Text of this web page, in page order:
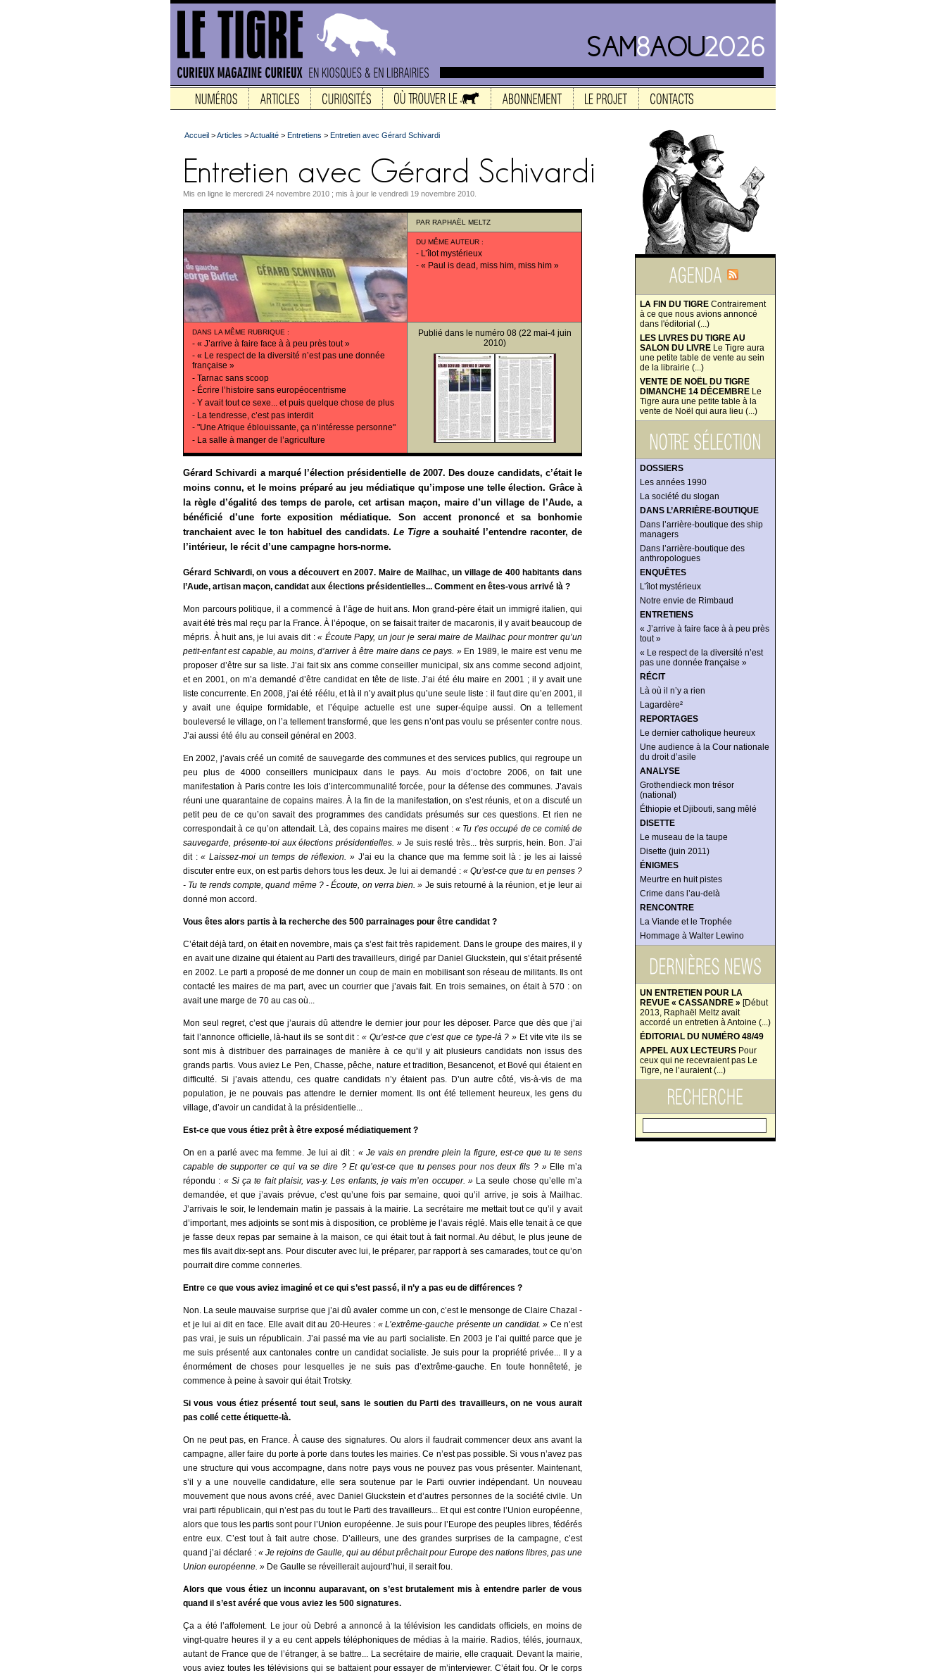
LA FIN DU TIGRE Contrairement
à ce que nous avions annoncé
dans l'éditorial (...)
LES LIVRES DU TIGRE AU
SALON DU LIVRE Le Tigre aura
une petite table de vente au sein
de la librairie (...)
VENTE DE NOËL DU TIGRE
DIMANCHE 14 DÉCEMBRE Le
Tigre aura une petite table à la
vente de Noël qui aura lieu (...)
DOSSIERS
Les années 1990
La société du slogan
DANS L’ARRIÈRE-BOUTIQUE
Dans l’arrière-boutique des ship
managers
Dans l’arrière-boutique des
anthropologues
ENQUÊTES
L’îlot mystérieux
Notre envie de Rimbaud
ENTRETIENS
« J’arrive à faire face à à peu près
tout »
« Le respect de la diversité n’est
pas une donnée française »
RÉCIT
Là où il n’y a rien
Lagardère²
REPORTAGES
Le dernier catholique heureux
Une audience à la Cour nationale
du droit d’asile
ANALYSE
Grothendieck mon trésor
(national)
Éthiopie et Djibouti, sang mêlé
DISETTE
Le museau de la taupe
Disette (juin 2011)
ÉNIGMES
Meurtre en huit pistes
Crime dans l’au-delà
RENCONTRE
La Viande et le Trophée
Hommage à Walter Lewino
UN ENTRETIEN POUR LA
REVUE « CASSANDRE » [Début
2013, Raphaël Meltz avait
accordé un entretien à Antoine (...)
ÉDITORIAL DU NUMÉRO 48/49
APPEL AUX LECTEURS Pour
ceux qui ne recevraient pas Le
Tigre, ne l’auraient (...)
Accueil >Articles >Actualité > Entretiens > Entretien avec Gérard Schivardi
Mis en ligne le mercredi 24 novembre 2010 ; mis à jour le vendredi 19 novembre 2010.
PAR RAPHAËL MELTZ
DU MÊME AUTEUR :
- L’îlot mystérieux
- « Paul is dead, miss him, miss him »
DANS LA MÊME RUBRIQUE :
- « J’arrive à faire face à à peu près tout »
- « Le respect de la diversité n’est pas une donnée
française »
- Tarnac sans scoop
- Écrire l’histoire sans européocentrisme
- Y avait tout ce sexe... et puis quelque chose de plus
- La tendresse, c’est pas interdit
- "Une Afrique éblouissante, ça n’intéresse personne"
- La salle à manger de l’agriculture
Publié dans le numéro 08(22 mai-4 juin
2010)
Gérard Schivardi a marqué l’élection présidentielle de 2007. Des douze candidats, c’était le
moins connu, et le moins préparé au jeu médiatique qu’impose une telle élection. Grâce à
la règle d’égalité des temps de parole, cet artisan maçon, maire d’un village de l’Aude, a
bénéficié d’une forte exposition médiatique. Son accent prononcé et sa bonhomie
tranchaient avec le ton habituel des candidats. Le Tigre a souhaité l’entendre raconter, de
l’intérieur, le récit d’une campagne hors-norme.
Gérard Schivardi, on vous a découvert en 2007. Maire de Mailhac, un village de 400 habitants dans
l’Aude, artisan maçon, candidat aux élections présidentielles... Comment en êtes-vous arrivé là ?
Mon parcours politique, il a commencé à l’âge de huit ans. Mon grand-père était un immigré italien, qui
avait été très mal reçu par la France. À l’époque, on se faisait traiter de macaronis, il y avait beaucoup de
mépris. À huit ans, je lui avais dit :« Écoute Papy, un jour je serai maire de Mailhac pour montrer qu’un
petit-enfant est capable, au moins, d’arriver à être maire dans ce pays. »En 1989, le maire est venu me
proposer d’être sur sa liste. J’ai fait six ans comme conseiller municipal, six ans comme second adjoint,
et en 2001, on m’a demandé d’être candidat en tête de liste. J’ai été élu maire en 2001 ; il y avait une
liste concurrente. En 2008, j’ai été réélu, et là il n’y avait plus qu’une seule liste : il faut dire qu’en 2001, il
y avait une équipe formidable, et l’équipe actuelle est une super-équipe aussi. On a tellement
bouleversé le village, on l’a tellement transformé, que les gens n’ont pas voulu se présenter contre nous.
J’ai aussi été élu au conseil général en 2003.
En 2002, j’avais créé un comité de sauvegarde des communes et des services publics, qui regroupe un
peu plus de 4000 conseillers municipaux dans le pays. Au mois d’octobre 2006, on fait une
manifestation à Paris contre les lois d’intercommunalité forcée, pour la défense des communes. J’avais
réuni une quarantaine de copains maires. À la fin de la manifestation, on s’est réunis, et on a discuté un
petit peu de ce qu’on savait des programmes des candidats présumés sur ces questions. Et rien ne
correspondait à ce qu’on attendait. Là, des copains maires me disent :« Tu t’es occupé de ce comité de
sauvegarde, présente-toi aux élections présidentielles. » Je suis resté très... très surpris, hein. Bon. J’ai
dit :« Laissez-moi un temps de réflexion. » J’ai eu la chance que ma femme soit là : je les ai laissé
discuter entre eux, on est partis dehors tous les deux. Je lui ai demandé : « Qu’est-ce que tu en penses ?
- Tu te rends compte, quand même ? - Écoute, on verra bien. » Je suis retourné à la réunion, et je leur ai
donné mon accord.
Vous êtes alors partis à la recherche des 500 parrainages pour être candidat ?
C’était déjà tard, on était en novembre, mais ça s’est fait très rapidement. Dans le groupe des maires, il y
en avait une dizaine qui étaient au Parti des travailleurs, dirigé par Daniel Gluckstein, qui s’était présenté
en 2002. Le parti a proposé de me donner un coup de main en mobilisant son réseau de militants. Ils ont
contacté les maires de ma part, avec un courrier que j’avais fait. En trois semaines, on était à 570 : on
avait une marge de 70 au cas où...
Mon seul regret, c’est que j’aurais dû attendre le dernier jour pour les déposer. Parce que dès que j’ai
fait l’annonce officielle, là-haut ils se sont dit : « Qu’est-ce que c’est que ce type-là ? » Et vite vite ils se
sont mis à distribuer des parrainages de manière à ce qu’il y ait plusieurs candidats non issus des
grands partis. Vous aviez Le Pen, Chasse, pêche, nature et tradition, Besancenot, et Bové qui étaient en
difficulté. Si j’avais attendu, ces quatre candidats n’y étaient pas. D’un autre côté, vis-à-vis de ma
population, je ne pouvais pas attendre le dernier moment. Ils ont été tellement heureux, les gens du
village, d’avoir un candidat à la présidentielle...
Est-ce que vous étiez prêt à être exposé médiatiquement ?
On en a parlé avec ma femme. Je lui ai dit : « Je vais en prendre plein la figure, est-ce que tu te sens
capable de supporter ce qui va se dire ? Et qu’est-ce que tu penses pour nos deux fils ? » Elle m’a
répondu : « Si ça te fait plaisir, vas-y. Les enfants, je vais m’en occuper. » La seule chose qu’elle m’a
demandée, et que j’avais prévue, c’est qu’une fois par semaine, quoi qu’il arrive, je sois à Mailhac.
J’arrivais le soir, le lendemain matin je passais à la mairie. La secrétaire me mettait tout ce qu’il y avait
d’important, mes adjoints se sont mis à disposition,ce problème je l’avais réglé. Mais elle tenait à ce que
je fasse deux repas par semaine à la maison, ce qui était tout à fait normal. Au début, le plus jeune de
mes fils avait dix-sept ans. Pour discuter avec lui, le préparer, par rapport à ses camarades, tout ce qu’on
pourrait dire comme conneries.
Entre ce que vous aviez imaginé et ce qui s’est passé, il n’y a pas eu de différences ?
Non. La seule mauvaise surprise que j’ai dû avaler comme un con, c’est le mensonge de Claire Chazal -
et je lui ai dit en face. Elle avait dit au 20-Heures : « L’extrême-gauche présente un candidat. » Ce n’est
pas vrai, je suis un républicain. J’ai passé ma vie au parti socialiste. En 2003 je l’ai quitté parce que je
me suis présenté aux cantonales contre un candidat socialiste. Je suis pour la propriété privée... Il y a
énormément de choses pour lesquelles je ne suis pas d’extrême-gauche. En toute honnêteté, je
commence à peine à savoir qui était Trotsky.
Si vous vous étiez présenté tout seul, sans le soutien du Parti des travailleurs, on ne vous aurait
pas collé cette étiquette-là.
On ne peut pas, en France. À cause des signatures. Ou alors il faudrait commencer deux ans avant la
campagne, aller faire du porte à porte dans toutes les mairies. Ce n’est pas possible. Si vous n’avez pas
une structure qui vous accompagne, dans notre pays vous ne pouvez pas vous présenter. Maintenant,
s’il y a une nouvelle candidature, elle sera soutenue par le Parti ouvrier indépendant. Un nouveau
mouvement que nous avons créé, avec Daniel Gluckstein et d’autres personnes de la société civile. Un
vrai parti républicain, qui n’est pas du tout le Parti des travailleurs... Et qui est contre l’Union européenne,
alors que tous les partis sont pour l’Union européenne. Je suis pour l’Europe des peuples libres, fédérés
entre eux. C’est tout à fait autre chose. D’ailleurs, une des grandes surprises de la campagne, c’est
quand j’ai déclaré : « Je rejoins de Gaulle, qui au début prêchait pour Europe des nations libres, pas une
Union européenne. » De Gaulle se réveillerait aujourd’hui, il serait fou.
Alors que vous étiez un inconnu auparavant, on s’est brutalement mis à entendre parler de vous
quand il s’est avéré que vous aviez les 500 signatures.
Ça a été l’affolement. Le jour où Debré a annoncé à la télévision les candidats officiels, en moins de
vingt-quatre heures il y a eu cent appels téléphoniques de médias à la mairie. Radios, télés, journaux,
autant de France que de l’étranger, à se battre... La secrétaire de mairie, elle craquait. Devant la mairie,
vous aviez toutes les télévisions qui se battaient pour essayer de m’interviewer. C’était fou. Or le corps